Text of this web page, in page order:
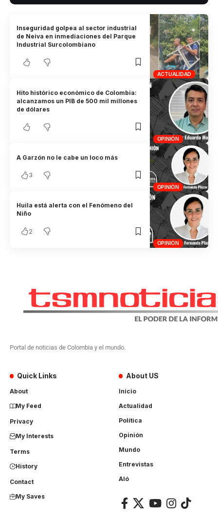
ACTUALIDAD
Inseguridad golpea al sector industrial
de Neiva en inmediaciones del Parque
Industrial Surcolombiano
OPINIÓN
Hito histórico económico de Colombia:
alcanzamos un PIB de 500 mil millones
de dólares
OPINIÓN
A Garzón no le cabe un loco más
3
OPINIÓN
Huila está alerta con el Fenómeno del
Niño
2
Portal de noticias de Colombia y el mundo.
Quick Links
About
My Feed
Privacy
My Interests
Terms
History
Contact
My Saves
About US
Inicio
Actualidad
Política
Opinión
Mundo
Entrevistas
Aló